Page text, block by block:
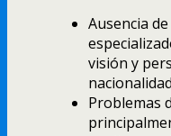
Ausencia
visión y
Problemas